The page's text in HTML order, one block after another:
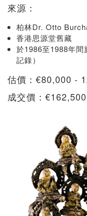
來源：
柏林Dr. Otto
香港思源堂舊藏
於1986至1988年
記錄）
估價：€80,000 -
成交價：€162,500